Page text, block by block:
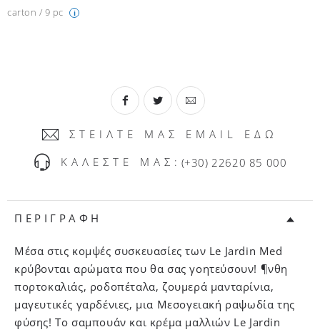
carton / 9 pc
i
ΣΤΕΙΛΤΕ ΜΑΣ EMAIL ΕΔΩ
ΚΑΛΕΣΤΕ ΜΑΣ: (+30) 22620 85 000
ΠΕΡΙΓΡΑΦΗ
Μέσα στις κομψές συσκευασίες των Le Jardin Med
κρύβονται αρώματα που θα σας γοητεύσουν! ¶νθη
πορτοκαλιάς, ροδοπέταλα, ζουμερά μανταρίνια,
μαγευτικές γαρδένιες, μια Μεσογειακή ραψωδία της
φύσης! Το σαμπουάν και κρέμα μαλλιών Le Jardin